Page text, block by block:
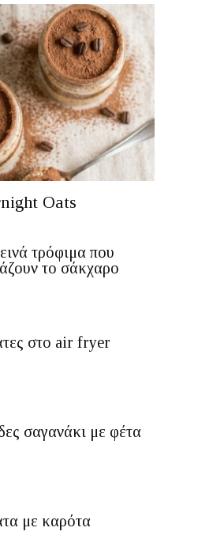
Oats
τρόφιμα που
το σάκχαρο
στο air fryer
σαγανάκι με φέτα
με καρότα